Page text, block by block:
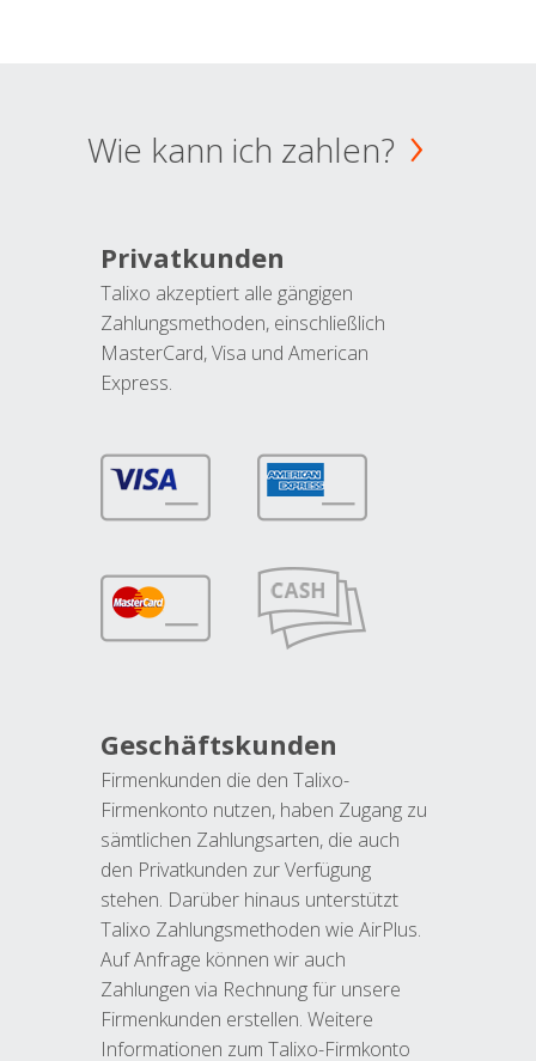
Wie kann ich zahlen?
Privatkunden
Talixo akzeptiert alle gängigen
Zahlungsmethoden, einschließlich
MasterCard, Visa und American
Express.
Geschäftskunden
Firmenkunden die den Talixo-
Firmenkonto nutzen, haben Zugang zu
sämtlichen Zahlungsarten, die auch
den Privatkunden zur Verfügung
stehen. Darüber hinaus unterstützt
Talixo Zahlungsmethoden wie AirPlus.
Auf Anfrage können wir auch
Zahlungen via Rechnung für unsere
Firmenkunden erstellen. Weitere
Informationen zum Talixo-Firmkonto